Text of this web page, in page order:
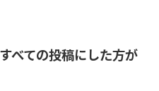
べての投稿にした方が